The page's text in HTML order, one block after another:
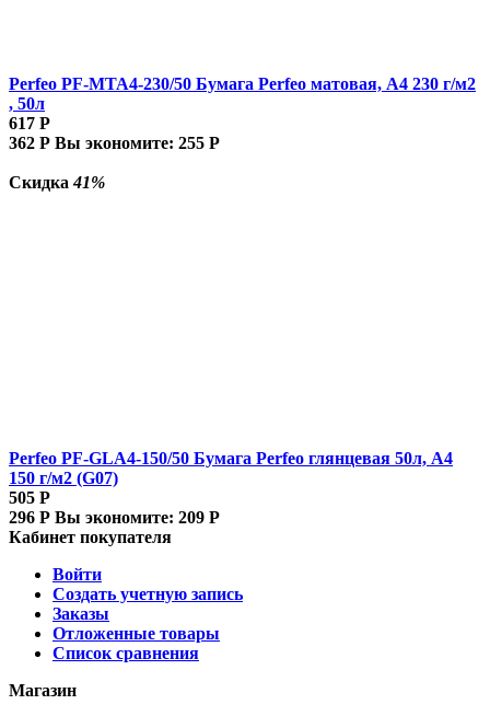
Perfeo PF-MTA4-230/50 Бумага Perfeo матовая, А4 230 г/м2
, 50л
617 Р
362 Р Вы экономите: 255 Р
Скидка41%
Perfeo PF-GLA4-150/50 Бумага Perfeo глянцевая 50л, А4
150 г/м2 (G07)
505 Р
296 Р Вы экономите: 209 Р
Кабинет покупателя
Войти
Создать учетную запись
Заказы
Отложенные товары
Список сравнения
Магазин